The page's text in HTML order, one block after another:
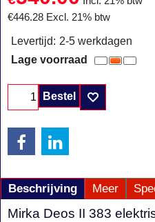
€446.28 Excl. 21% btw
Levertijd: 2-5 werkdagen
Lage voorraad
Bestel
Beschrijving Meer
Mirka Deos II 383